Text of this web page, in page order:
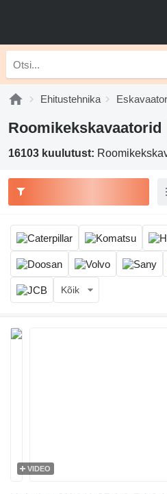
Ehitustehnika
Roomikekskavaatorid
16103 kuulutust:
Kõik
VIDEO